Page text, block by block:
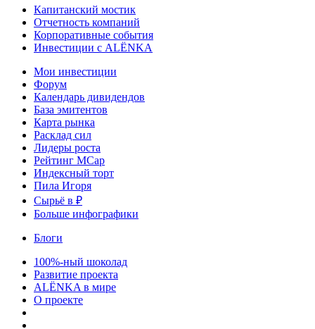
Капитанский мостик
Отчетность компаний
Корпоративные события
Инвестиции с ALЁNKA
Мои инвестиции
Форум
Календарь дивидендов
База эмитентов
Карта рынка
Расклад сил
Лидеры роста
Рейтинг MCap
Индексный торт
Пила Игоря
Сырьё в ₽
Больше инфографики
Блоги
100%-ный шоколад
Развитие проекта
ALЁNKA в мире
О проекте